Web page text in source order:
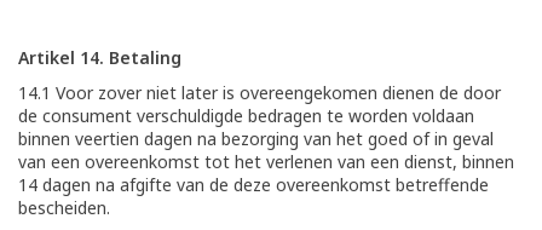
Artikel 14. Betaling
14.1 Voor zover niet later is overeengekomen dienen de door
de consument verschuldigde bedragen te worden voldaan
binnen veertien dagen na bezorging van het goed of in geval
van een overeenkomst tot het verlenen van een dienst, binnen
14 dagen na afgifte van de deze overeenkomst betreffende
bescheiden.